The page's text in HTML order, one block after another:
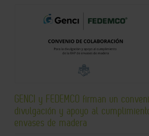
GENCI y FEDEMCO firman un
divulgación y apoyo al
envases de madera